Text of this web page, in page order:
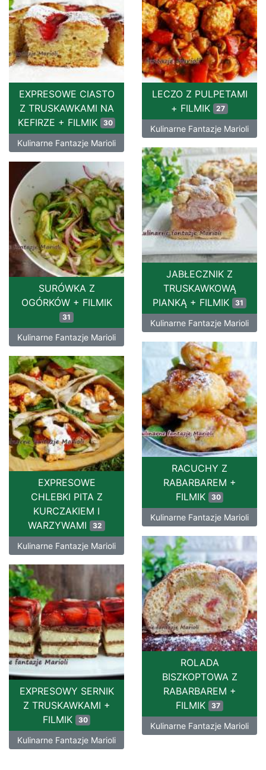
EXPRESOWE CIASTO
Z TRUSKAWKAMI NA
KEFIRZE + FILMIK
30
Kulinarne Fantazje Marioli
LECZO Z PULPETAMI
+ FILMIK 27
Kulinarne Fantazje Marioli
JABŁECZNIK Z
TRUSKAWKOWĄ
PIANKĄ + FILMIK 31
Kulinarne Fantazje Marioli
SURÓWKA Z
OGÓRKÓW + FILMIK
31
Kulinarne Fantazje Marioli
RACUCHY Z
RABARBAREM +
FILMIK
30
Kulinarne Fantazje Marioli
EXPRESOWE
CHLEBKI PITA Z
KURCZAKIEM I
WARZYWAMI 32
Kulinarne Fantazje Marioli
ROLADA
BISZKOPTOWA Z
RABARBAREM +
FILMIK 37
Kulinarne Fantazje Marioli
EXPRESOWY SERNIK
Z TRUSKAWKAMI +
FILMIK
30
Kulinarne Fantazje Marioli